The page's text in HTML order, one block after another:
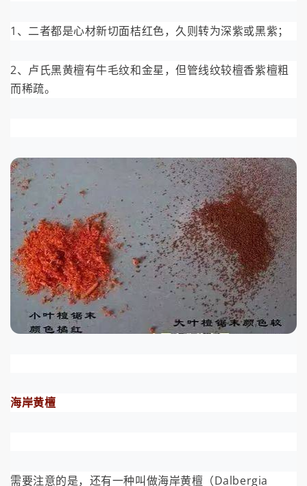
1、二者都是心材新切面桔红色，久则转为深紫或黑紫；
2、卢氏黑黄檀有牛毛纹和金星，但管线纹较檀香紫檀粗
而稀疏。
海岸黄檀
需要注意的是，还有一种叫做海岸黄檀（Dalbergia